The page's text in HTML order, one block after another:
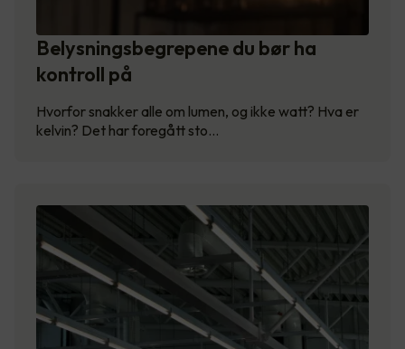
Belysningsbegrepene du bør ha
kontroll på
Hvorfor snakker alle om lumen, og ikke watt? Hva er
kelvin? Det har foregått sto…